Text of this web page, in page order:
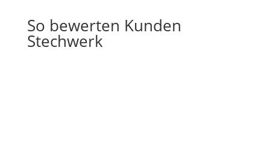
So bewerten Kunden
Stechwerk